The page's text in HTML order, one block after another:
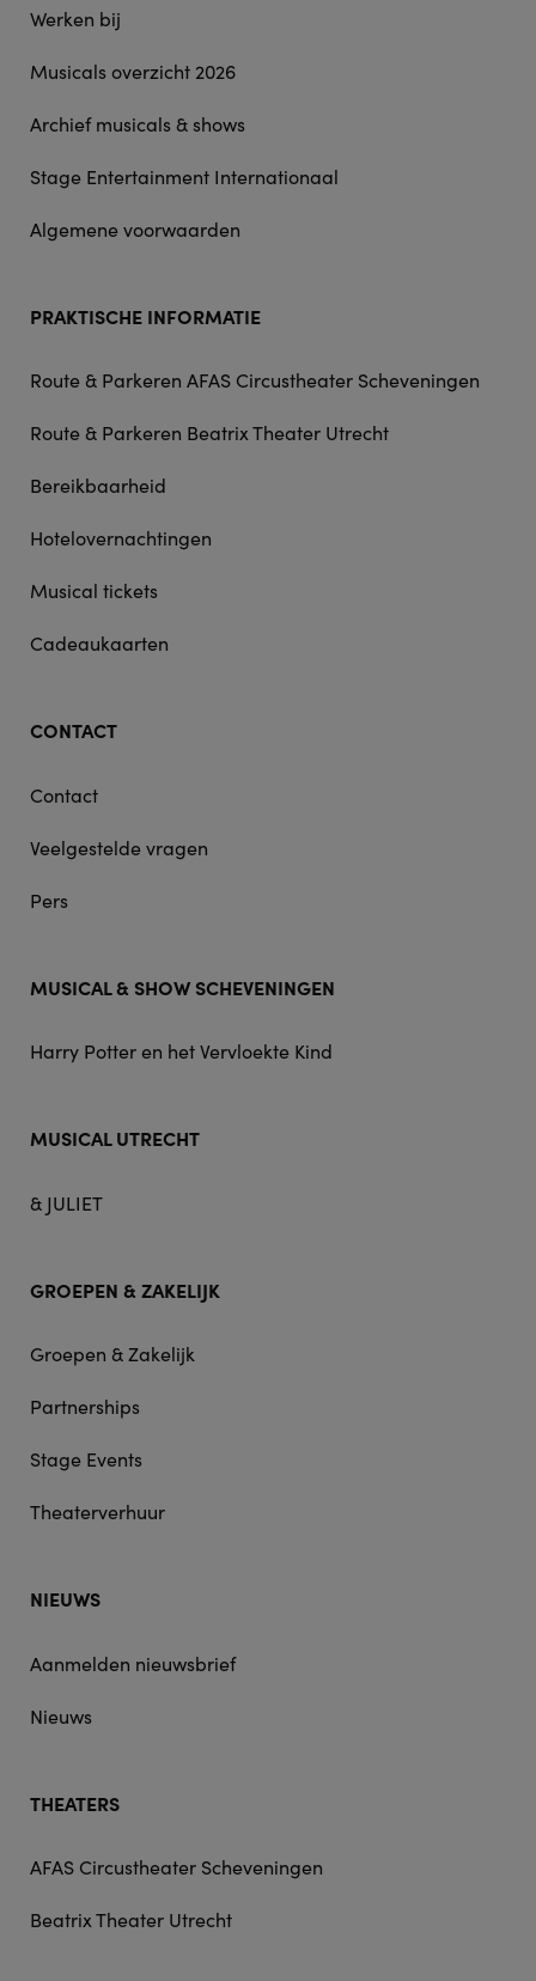
Werken bij
Musicals overzicht 2026
Archief musicals & shows
Stage Entertainment Internationaal
Algemene voorwaarden
PRAKTISCHE INFORMATIE
Route & Parkeren AFAS Circustheater Scheveningen
Route & Parkeren Beatrix Theater Utrecht
Bereikbaarheid
Hotelovernachtingen
Musical tickets
Cadeaukaarten
CONTACT
Contact
Veelgestelde vragen
Pers
MUSICAL & SHOW SCHEVENINGEN
Harry Potter en het Vervloekte Kind
MUSICAL UTRECHT
& JULIET
GROEPEN & ZAKELIJK
Groepen & Zakelijk
Partnerships
Stage Events
Theaterverhuur
NIEUWS
Aanmelden nieuwsbrief
Nieuws
THEATERS
AFAS Circustheater Scheveningen
Beatrix Theater Utrecht